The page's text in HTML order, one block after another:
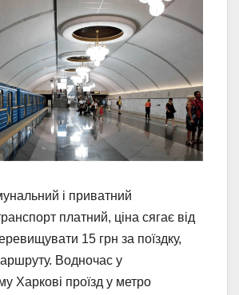
і приватний
платний, ціна сягає від
15 грн за поїздку,
Водночас у
Харкові проїзд у метро